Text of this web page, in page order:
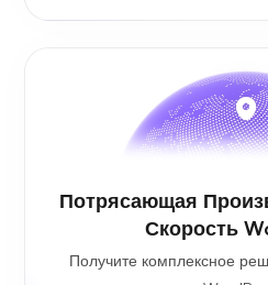
Потрясающая
Скорость
Получите комплексное